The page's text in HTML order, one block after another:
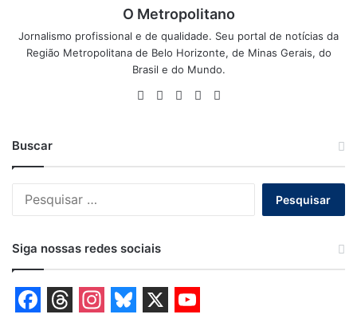
O Metropolitano
Jornalismo profissional e de qualidade. Seu portal de notícias da
Região Metropolitana de Belo Horizonte, de Minas Gerais, do
Brasil e do Mundo.
WebsiteFacebook
X YouTube
Buscar
Siga nossas redes sociais